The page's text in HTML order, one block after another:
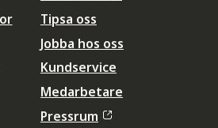
Tipsa oss
Jobba hos oss
Kundservice
Medarbetare
Pressrum